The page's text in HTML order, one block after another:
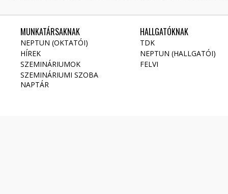
MUNKATÁRSAKNAK
NEPTUN (OKTATÓI)
HÍREK
SZEMINÁRIUMOK
SZEMINÁRIUMI SZOBA
NAPTÁR
HALLGATÓKNAK
TDK
NEPTUN (HALLGATÓI)
FELVI